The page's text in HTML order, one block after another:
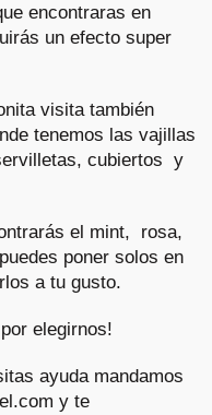
encontraras en
un efecto super
visita también
tenemos las vajillas
cubiertos y
el mint, rosa,
poner solos en
a tu gusto.
elegirnos!
ayuda mandamos
y te